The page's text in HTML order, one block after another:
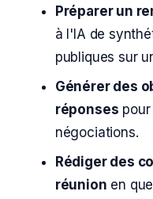
Préparer un
à l'IA de
publiques sur
Générer des
réponses
négociations.
Rédiger des
réunion en